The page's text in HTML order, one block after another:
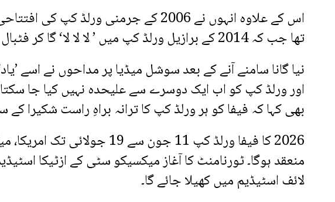
اس کے علاوہ انہوں نے 2006 کے جرمنی
تھا جب کہ 2014 کے برازیل ورلڈ کپ میں ’ لا لا لا‘ گا کر فٹبال فینز کو محظوظ کیا تھا۔
نیا گانا سامنے آنے کے بعد سوشل میڈیا پر مداحوں نے اسے
اور ورلڈ کپ کو اب ایک دوسرے سے علیحدہ نہیں کیا جا
بھی کہا کہ فیفا کو ہر ورلڈ کپ کا ترانہ براہِ راست شکیرا کے
2026 کا فیفا ورلڈ کپ 11 جون
منعقد ہوگا۔ ٹورنامنٹ کا آغاز میکسیکو سٹی کے ازٹیکا
لائف اسٹیڈیم میں کھیلا جائے گا۔